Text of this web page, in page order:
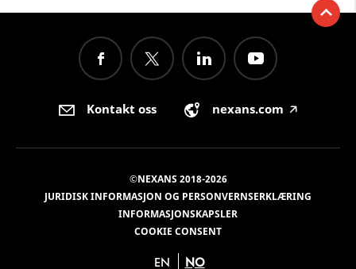
Kontakt oss nexans.com 🡥
©NEXANS 2018-2026
JURIDISK INFORMASJON OG PERSONVERNSERKLÆRING
INFORMASJONSKAPSLER
COOKIE CONSENT
EN NO